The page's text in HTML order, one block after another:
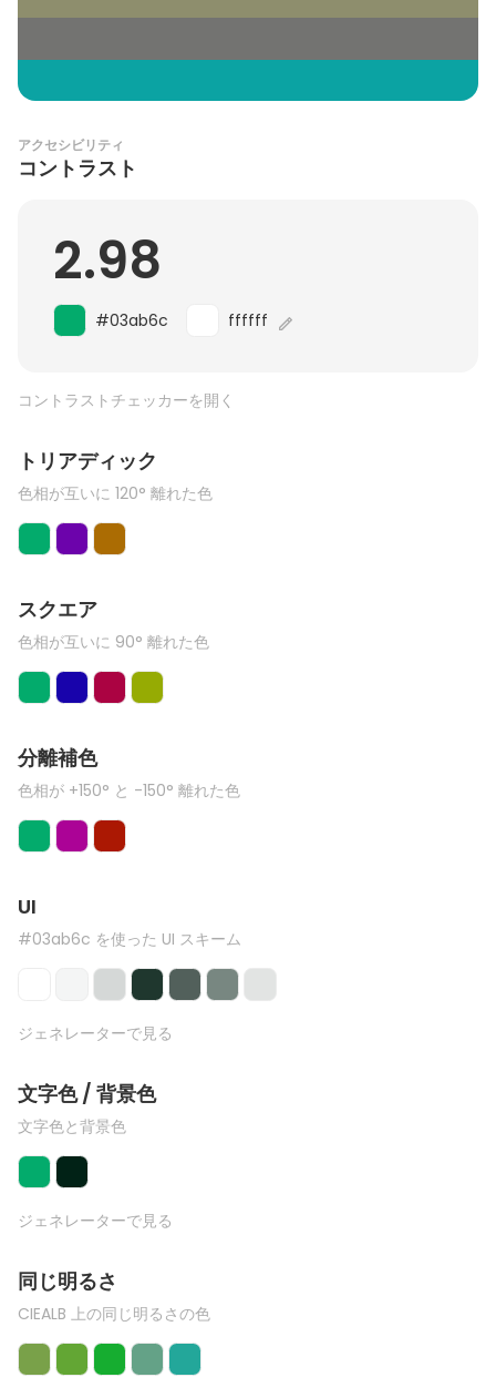
アクセシビリティ
コントラスト
2.98
#03ab6c ffffff
コントラストチェッカーを開く
トリアディック
色相が互いに 120° 離れた色
スクエア
色相が互いに 90° 離れた色
分離補色
色相が +150° と -150° 離れた色
UI
#03ab6c を使った UI スキーム
ジェネレーターで見る
文字色 / 背景色
文字色と背景色
ジェネレーターで見る
同じ明るさ
CIEALB 上の同じ明るさの色